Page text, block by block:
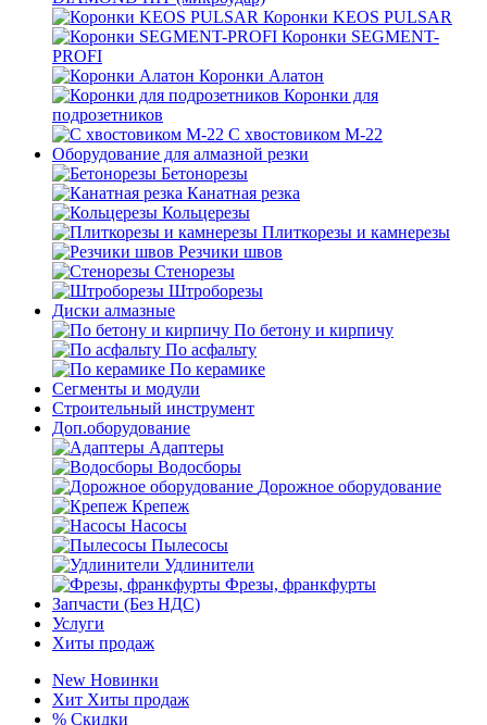
Коронки KEOS PULSAR
Коронки SEGMENT-
PROFI
Коронки Алатон
Коронки для
подрозетников
С хвостовиком М-22
Оборудование для алмазной резки
Бетонорезы
Канатная резка
Кольцерезы
Плиткорезы и камнерезы
Резчики швов
Стенорезы
Штроборезы
Диски алмазные
По бетону и кирпичу
По асфальту
По керамике
Сегменты и модули
Строительный инструмент
Доп.оборудование
Адаптеры
Водосборы
Дорожное оборудование
Крепеж
Насосы
Пылесосы
Удлинители
Фрезы, франкфурты
Запчасти (Без НДС)
Услуги
Хиты продаж
New Новинки
Хит Хиты продаж
% Скидки